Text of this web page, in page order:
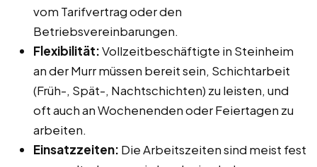
vom Tarifvertrag oder den
Betriebsvereinbarungen.
Flexibilität:Vollzeitbeschäftigte in Steinheim
an der Murr müssen bereit sein, Schichtarbeit
(Früh-, Spät-, Nachtschichten) zu leisten, und
oft auch an Wochenenden oder Feiertagen zu
arbeiten.
Einsatzzeiten: Die Arbeitszeiten sind meist fest